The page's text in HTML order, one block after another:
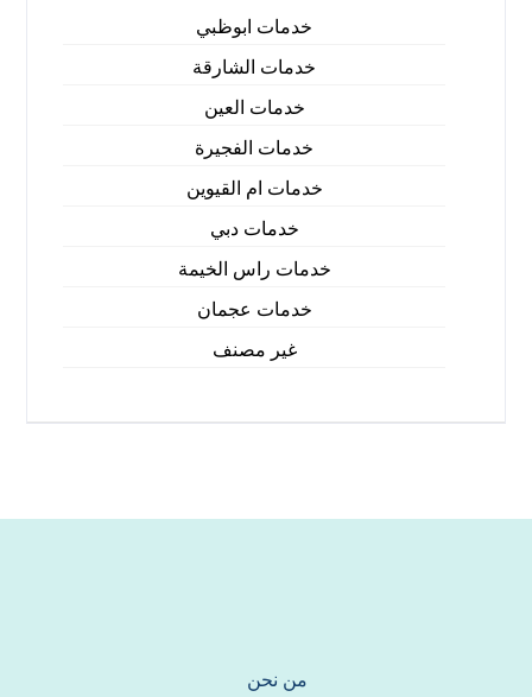
خدمات ابوظبي
خدمات الشارقة
خدمات العين
خدمات الفجيرة
خدمات ام القيوين
خدمات دبي
خدمات راس الخيمة
خدمات عجمان
غير مصنف
من نحن